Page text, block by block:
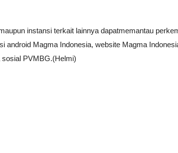
instansi terkait lainnya dapatmemantau
android Magma Indonesia, website Magma
PVMBG.(Helmi)